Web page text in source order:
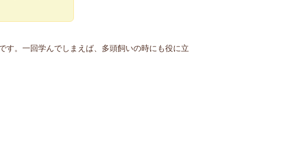
す。一回学んでしまえば、多頭飼いの時にも役に立